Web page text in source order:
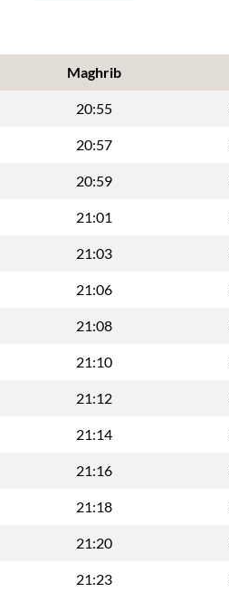
Maghrib
20:55
20:57
20:59
21:01
21:03
21:06
21:08
21:10
21:12
21:14
21:16
21:18
21:20
21:23